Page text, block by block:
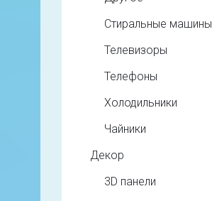
Стиральные машины
Телевизоры
Телефоны
Холодильники
Чайники
Декор
3D панели